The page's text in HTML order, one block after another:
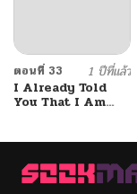
ตอนที่ 33
1 ปีที่แล้ว
I Already Told
You That I Am